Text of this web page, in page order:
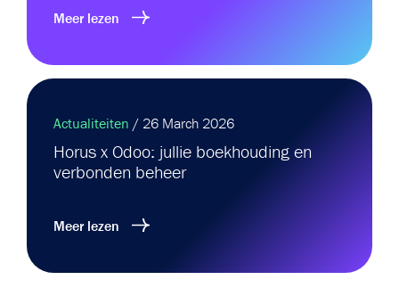
Meer lezen
Actualiteiten / 26 March 2026
Horus x Odoo: jullie boekhouding en
verbonden beheer
Meer lezen